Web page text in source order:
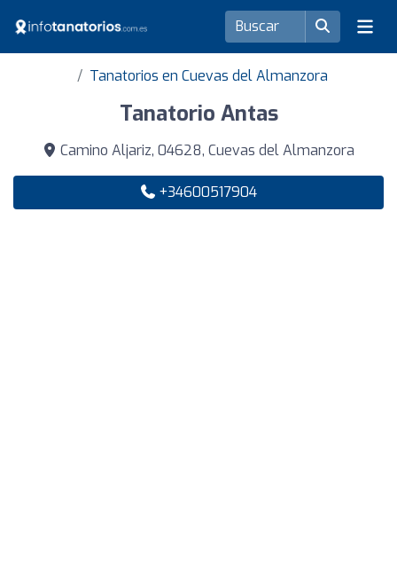
Tanatorios en Cuevas del Almanzora
Tanatorio Antas
Camino Aljariz, 04628, Cuevas del Almanzora
+34600517904